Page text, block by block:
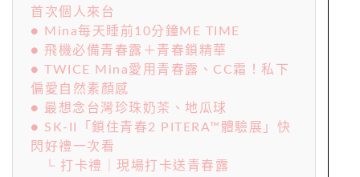
首次個人來台
● Mina每天睡前10分鐘ME TIME
● 飛機必備青春露＋青春鎖精華
● TWICE Mina愛用青春露、CC霜！私下
偏愛自然素顏感
● 最想念台灣珍珠奶茶、地瓜球
● SK-II「鎖住青春2 PITERA™體驗展」快
閃好禮一次看
└ 打卡禮｜現場打卡送青春露